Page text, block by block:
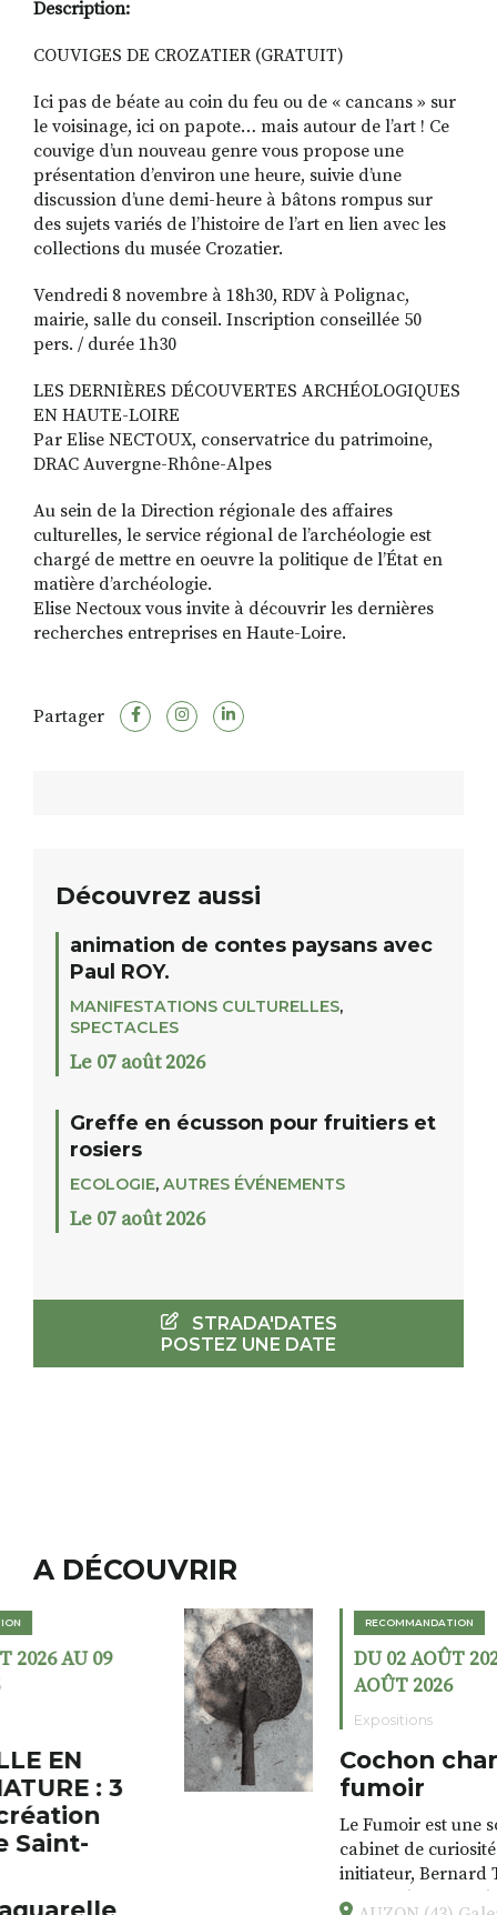
Description:
COUVIGES DE CROZATIER (GRATUIT)
Ici pas de béate au coin du feu ou de « cancans » sur
le voisinage, ici on papote… mais autour de l’art ! Ce
couvige d’un nouveau genre vous propose une
présentation d’environ une heure, suivie d’une
discussion d’une demi-heure à bâtons rompus sur
des sujets variés de l’histoire de l’art en lien avec les
collections du musée Crozatier.
Vendredi 8 novembre à 18h30, RDV à Polignac,
mairie, salle du conseil. Inscription conseillée 50
pers. / durée 1h30
LES DERNIÈRES DÉCOUVERTES ARCHÉOLOGIQUES
EN HAUTE-LOIRE
Par Elise NECTOUX, conservatrice du patrimoine,
DRAC Auvergne-Rhône-Alpes
Au sein de la Direction régionale des affaires
culturelles, le service régional de l’archéologie est
chargé de mettre en oeuvre la politique de l’État en
matière d’archéologie.
Elise Nectoux vous invite à découvrir les dernières
recherches entreprises en Haute-Loire.
Partager
Découvrez aussi
animation de contes paysans avec
Paul ROY.
MANIFESTATIONS CULTURELLES,
SPECTACLES
Le 07 août 2026
Greffe en écusson pour fruitiers et
rosiers
ECOLOGIE, AUTRES ÉVÉNEMENTS
Le 07 août 2026
STRADA'DATES
POSTEZ UNE DATE
A DÉCOUVRIR
RECOMMANDATION
DU 02 AOÛT 2026 AU 23
AOÛT 2026
Expositions
Cochon charbon au
fumoir
Le Fumoir est une sorte de
cabinet de curiosités. Son
initiateur, Bernard Turle,
s’amuse à donner à voir des